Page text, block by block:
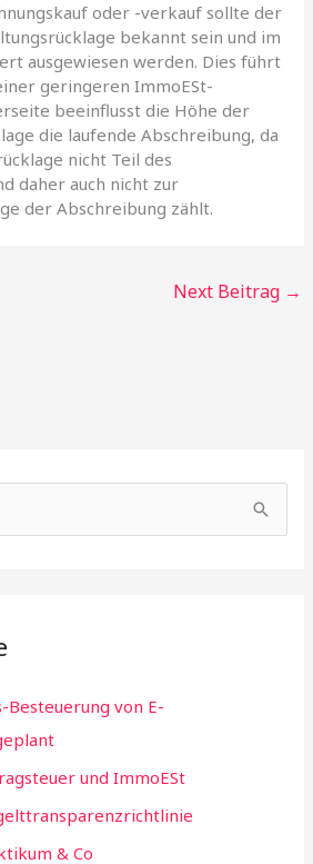
oder -verkauf sollte der
bekannt sein und im
ausgewiesen werden. Dies führt
geringeren ImmoESt-
beeinflusst die Höhe der
die laufende Abschreibung, da
nicht Teil des
daher auch nicht zur
der Abschreibung zählt.
Next Beitrag →
Besteuerung von E-
und ImmoESt
& Co